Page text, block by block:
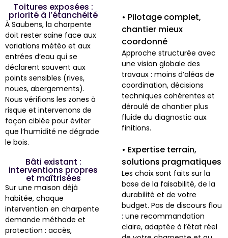
Toitures exposées :
priorité à l’étanchéité
À Saubens, la charpente
doit rester saine face aux
variations météo et aux
entrées d’eau qui se
déclarent souvent aux
points sensibles (rives,
noues, abergements).
Nous vérifions les zones à
risque et intervenons de
façon ciblée pour éviter
que l’humidité ne dégrade
le bois.
Bâti existant :
interventions propres
et maîtrisées
Sur une maison déjà
habitée, chaque
intervention en charpente
demande méthode et
protection : accès,
• Pilotage complet,
chantier mieux
coordonné
Approche structurée avec
une vision globale des
travaux : moins d’aléas de
coordination, décisions
techniques cohérentes et
déroulé de chantier plus
fluide du diagnostic aux
finitions.
• Expertise terrain,
solutions pragmatiques
Les choix sont faits sur la
base de la faisabilité, de la
durabilité et de votre
budget. Pas de discours flou
: une recommandation
claire, adaptée à l’état réel